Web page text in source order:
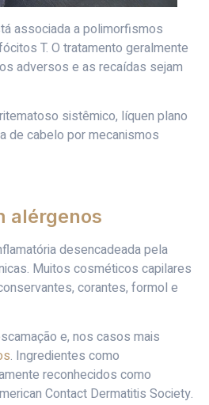
associada a polimorfismos
T. O tratamento geralmente
adversos e as recaídas sejam
sistêmico, líquen plano
de cabelo por mecanismos
alérgenos
desencadeada pela
Muitos cosméticos capilares
corantes, formol e
e, nos casos mais
. Ingredientes como
reconhecidos como
Contact Dermatitis Society.